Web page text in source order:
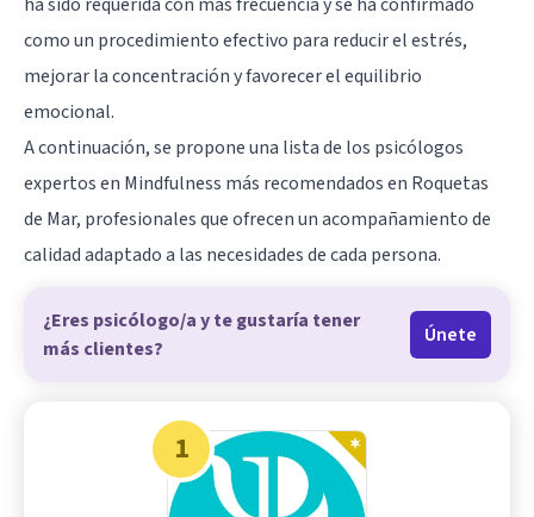
como un procedimiento efectivo para reducir el estrés,
mejorar la concentración y favorecer el equilibrio
emocional.
A continuación, se propone una lista de los psicólogos
expertos en Mindfulness más recomendados en Roquetas
de Mar, profesionales que ofrecen un acompañamiento de
calidad adaptado a las necesidades de cada persona.
¿Eres psicólogo/a y te gustaría tener
más clientes?
Únete
1